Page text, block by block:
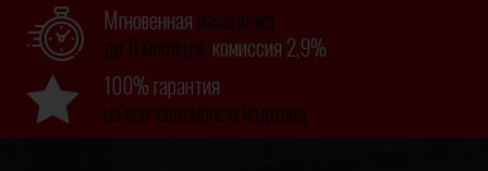
Мгновенная рассрочка
до 6 месяцев, комиссия 2,9%
100% гарантия
на все ювелирные изделия